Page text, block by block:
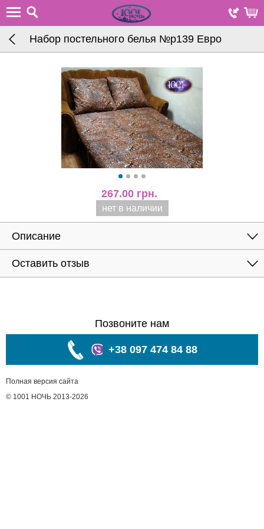
Набор постельного белья №р139 Евро
267.00 грн.
нет в наличии
Описание
Оставить отзыв
Позвоните нам
+38 097 474 84 88
Полная версия сайта
© 1001 НОЧЬ 2013-2026